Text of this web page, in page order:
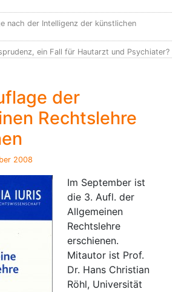
nach der Intelligenz der künstlichen
ein Fall für Hautarzt und Psychiater?
der
Rechtslehre
2008
Im September ist
die 3. Aufl. der
Allgemeinen
Rechtslehre
erschienen.
Mitautor ist Prof.
Dr. Hans Christian
Röhl, Universität